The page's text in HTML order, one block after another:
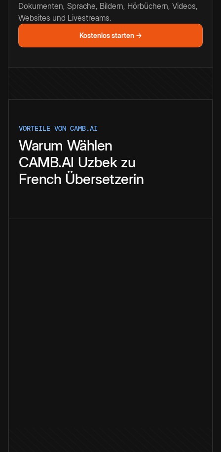
Dokumenten, Sprache, Bildern, Hörbüchern, Videos,
Websites und Livestreams.
Kostenlos starten →
VORTEILE VON CAMB.AI
Warum Wählen
CAMB.AI Uzbek zu
French Übersetzerin